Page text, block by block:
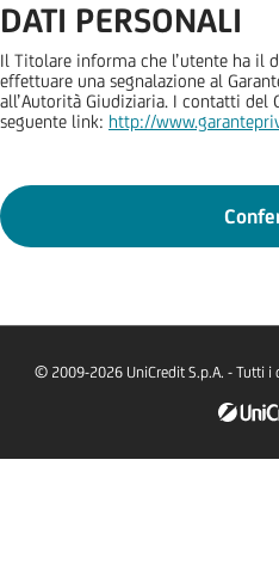
DATI PERSONALI
Il Titolare informa che l’utente ha il
effettuare una segnalazione al
all’Autorità Giudiziaria. I contatti del
seguente link: http://
© 2009-2026 UniCredit S.p.A. - Tutti